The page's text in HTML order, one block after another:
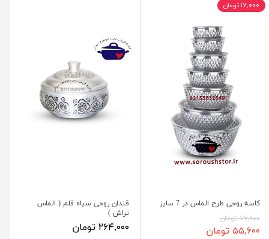
کاسه روحی طرح الماس در 7 سایز
۷۲,۶۰۰ تومان
۵۵,۶۰۰ تومان
۱۷,۰۰۰ تومان
قندان روحی سیاه قلم ( الماس
تراش )
۲۶۴,۰۰۰ تومان